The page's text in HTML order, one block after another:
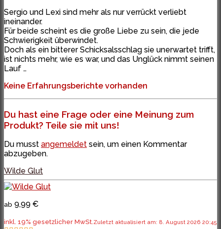
Sergio und Lexi sind mehr als nur verrückt verliebt
ineinander.
Für beide scheint es die große Liebe zu sein, die jede
Schwierigkeit überwindet.
Doch als ein bitterer Schicksalsschlag sie unerwartet trifft,
ist nichts mehr, wie es war, und das Unglück nimmt seinen
Lauf …
Keine Erfahrungsberichte vorhanden
Du hast eine Frage oder eine Meinung zum
Produkt? Teile sie mit uns!
Du musst angemeldet sein, um einen Kommentar
abzugeben.
Wilde Glut
ab 9,99 €
inkl. 19% gesetzlicher MwSt.Zuletzt aktualisiert am: 8. August 2026 20:45